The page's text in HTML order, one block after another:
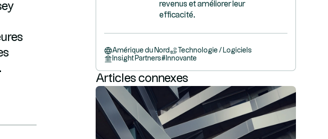
revenus et améliorer leur
efficacité.
Amérique du Nord
Technologie / Logiciels
Insight Partners# Innovante
Articles connexes